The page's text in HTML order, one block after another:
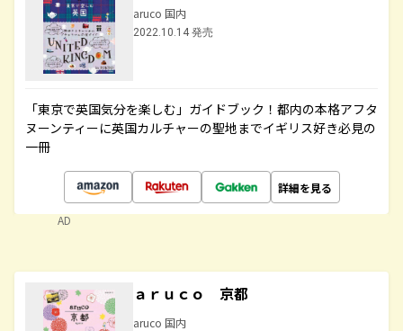
aruco 国内
2022.10.14 発売
「東京で英国気分を楽しむ」ガイドブック！都内の本格アフタ
ヌーンティーに英国カルチャーの聖地までイギリス好き必見の
一冊
詳細を見る
AD
ａｒｕｃｏ 京都
aruco 国内